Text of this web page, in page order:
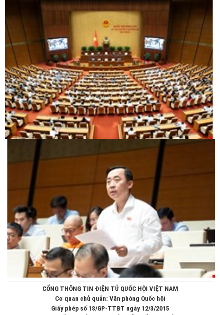
CỔNG THÔNG TIN ĐIỆN TỬ QUỐC HỘI VIỆT NAM
Cơ quan chủ quản: Văn phòng Quốc hội
Giấy phép số 18/GP-TTĐT ngày 12/3/2015